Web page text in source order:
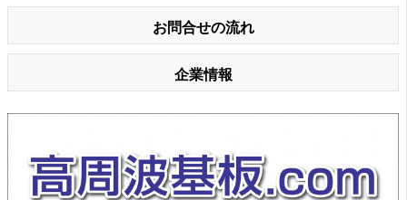
お問合せの流れ
企業情報